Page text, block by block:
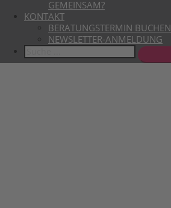
GEMEINSAM?
KONTAKT
BERATUNGSTERMIN BUCHEN
NEWSLETTER-ANMELDUNG
Search